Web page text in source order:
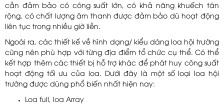
cần đảm bảo có công suất lớn, có khả năng khuếch tán
rộng, có chất lượng âm thanh được đảm bảo dù hoạt động
liên tục trong nhiều giờ liền.
Ngoài ra, các thiết kế về hình dạng/ kiểu dáng loa hội trường
cũng nên phù hợp với từng địa điểm tổ chức cụ thể. Có thể
kết hợp thêm các thiết bị hỗ trợ khác để phát huy công suất
hoạt động tối ưu của loa. Dưới đây là một số loại loa hội
trường được dùng phổ biến nhất hiện nay:
Loa full, loa Array